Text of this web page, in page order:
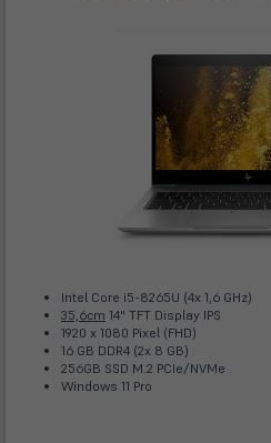
Intel Core i5-8265U (4x 1,6 GHz)
35,6cm 14" TFT Display IPS
1920 x 1080 Pixel (FHD)
16 GB DDR4 (2x 8 GB)
256GB SSD M.2 PCIe/NVMe
Windows 11 Pro